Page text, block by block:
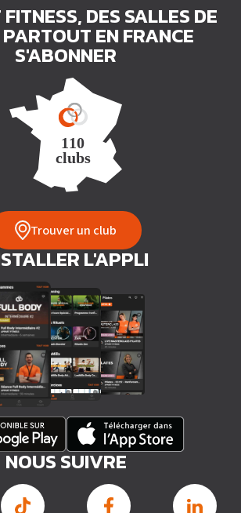
DES SALLES DE
EN FRANCE
S'ABONNER
Trouver un club
L'APPLI
NOUS SUIVRE